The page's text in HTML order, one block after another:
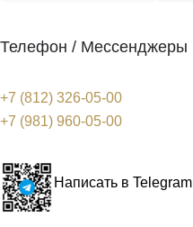
Телефон / Мессенджеры
+7 (812) 326-05-00
+7 (981) 960-05-00
Написать в Telegram